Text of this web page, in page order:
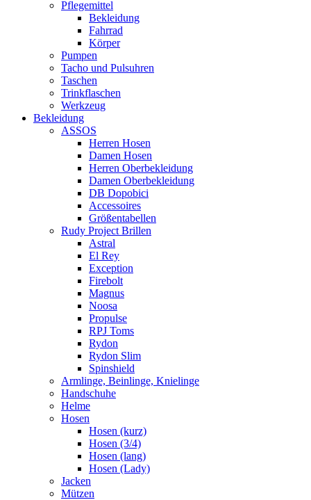
Pflegemittel
Bekleidung
Fahrrad
Körper
Pumpen
Tacho und Pulsuhren
Taschen
Trinkflaschen
Werkzeug
Bekleidung
ASSOS
Herren Hosen
Damen Hosen
Herren Oberbekleidung
Damen Oberbekleidung
DB Dopobici
Accessoires
Größentabellen
Rudy Project Brillen
Astral
El Rey
Exception
Firebolt
Magnus
Noosa
Propulse
RPJ Toms
Rydon
Rydon Slim
Spinshield
Armlinge, Beinlinge, Knielinge
Handschuhe
Helme
Hosen
Hosen (kurz)
Hosen (3/4)
Hosen (lang)
Hosen (Lady)
Jacken
Mützen